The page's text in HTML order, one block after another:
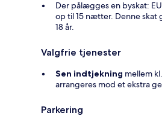
Der pålægges en byskat:
op til 15 nætter. Denne
18 år.
Valgfrie tjenester
Sen indtjekning mellem
arrangeres mod et ekstra
Parkering